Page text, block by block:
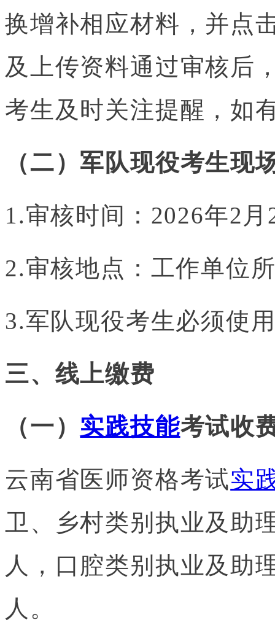
换增补相应材料，并点
及上传资料通过审核后
考生及时关注提醒，如
（二）军队现役考生现
1.审核时间： 2026年2
2.审核地点：工作单位
3.军队现役考生必须使
三、线上缴费
（一） 实践技能考试收
云南省医师资格考试实
卫、乡村类别执业及助
人，口腔类别执业及助
人。